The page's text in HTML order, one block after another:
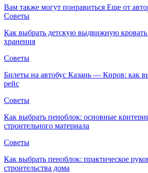
Вам также могут понравиться Еще от
Советы
Как выбрать детскую выдвижную
хранения
Советы
Билеты на автобус Казань — Киров: как
рейс
Советы
Как выбрать пеноблок: основные
строительного материала
Советы
Как выбрать пеноблок: практическое
строительства дома